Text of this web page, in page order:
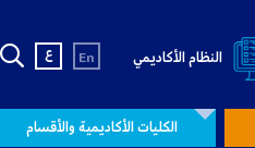
النظام الأكاديمي En ع
الكليات الأكاديمية والأقسام